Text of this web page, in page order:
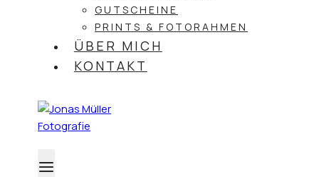
GUTSCHEINE
PRINTS & FOTORAHMEN
ÜBER MICH
KONTAKT